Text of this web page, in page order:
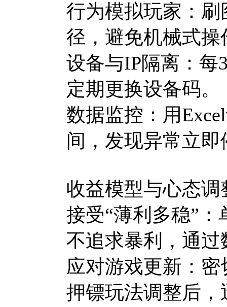
行为模拟玩家：
径，避免机械式
设备与IP隔离：每
定期更换设备码。
数据监控：用
间，发现异常立即
收益模型与心态调
接受“薄利多稳”
不追求暴利，通
应对游戏更新：
押镖玩法调整后